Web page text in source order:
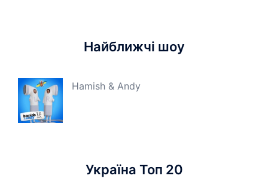
Найближчі шоу
Hamish & Andy
Україна Топ 20